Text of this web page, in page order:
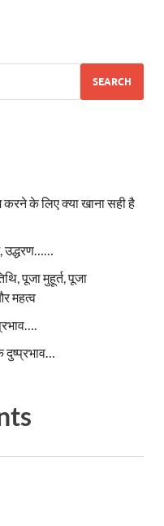
SEARCH
के लिए क्या खाना सही है
उद्धरण……
पूजा मुहूर्त, पूजा
महत्व
दुष्प्रभाव…